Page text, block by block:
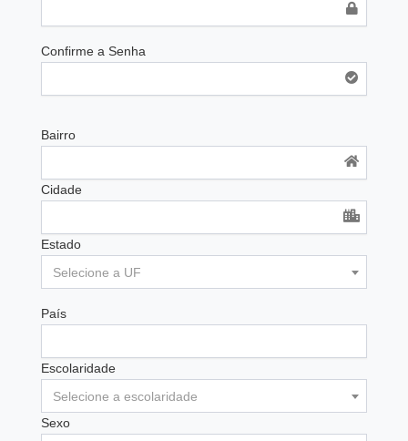
Confirme a Senha
Bairro
Cidade
Estado
Selecione a UF
País
Escolaridade
Selecione a escolaridade
Sexo